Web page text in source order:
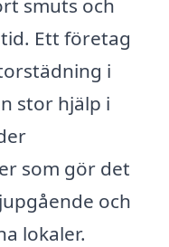
smuts och
Ett företag
i
stor hjälp i
som gör det
och
lokaler.